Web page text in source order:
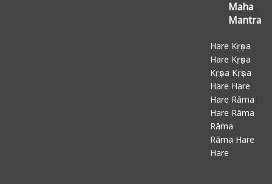
Maha
Mantra
Hare Kṛṣṇa
Hare Kṛṣṇa
Kṛṣṇa Kṛṣṇa
Hare Hare
Hare Rāma
Hare Rāma
Rāma
Rāma Hare
Hare